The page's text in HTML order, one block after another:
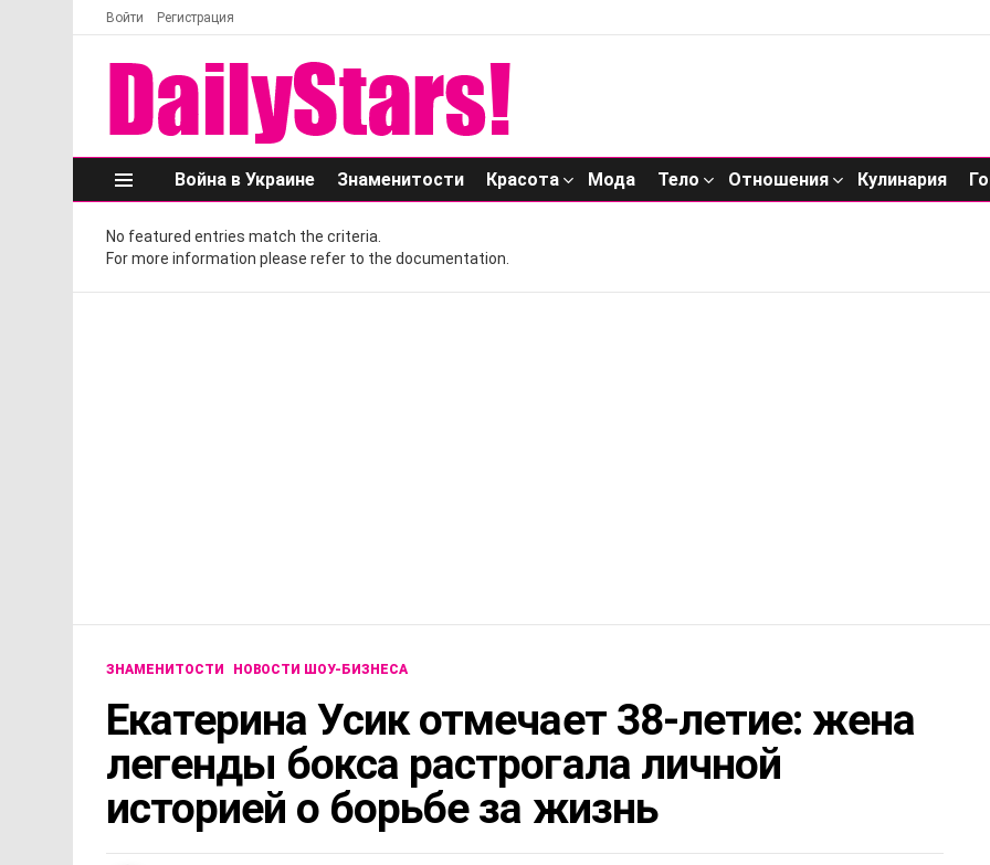
Войти Регистрация
Меню
Война в Украине Знаменитости Красота Мода Тело Отношения Кулинария
No featured entries match the criteria.
For more information please refer to the documentation.
ЗНАМЕНИТОСТИ НОВОСТИ ШОУ-БИЗНЕСА
Екатерина Усик отмечает 38-летие: жена
легенды бокса растрогала личной
историей о борьбе за жизнь